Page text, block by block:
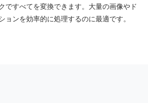
ですべてを変換できます。大量の画像やド
ョンを効率的に処理するのに最適です。